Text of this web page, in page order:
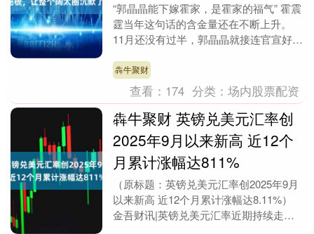
“郭晶晶能下嫁霍家，是霍家的福气” 霍震
霆当年这句话的含金量还在不断上升。
11月还没有过半，郭晶晶就接连官宣好消
不到一周时....
犇牛聚财
查看： 174 分类：场内股票配资
犇牛聚财 英镑兑美元汇率创
2025年9月以来新高 近12个
月累计涨幅达811%
（原标题：英镑兑美元汇率创2025年9月
以来新高 近12个月累计涨幅达8.11%）
金吾财讯|英镑兑美元汇率近期持续走